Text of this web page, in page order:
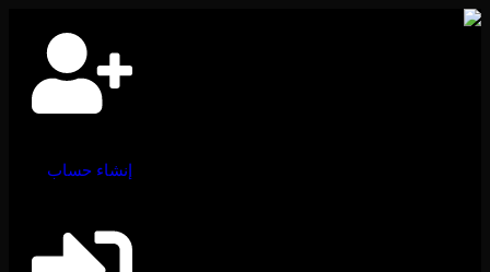
إنشاء حساب